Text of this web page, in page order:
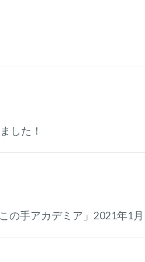
した！
の手アカデミア」2021年1月